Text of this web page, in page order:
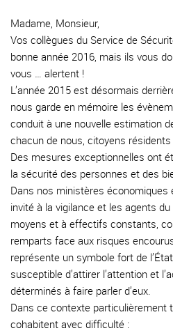
Madame, Monsieur,
Vos collègues du Service de
bonne année 2016, mais ils vous
vous … alertent !
L’année 2015 est désormais
nous garde en mémoire les
conduit à une nouvelle estimation
chacun de nous, citoyens
Des mesures exceptionnelles ont
la sécurité des personnes et des
Dans nos ministères
invité à la vigilance et les agents
moyens et à effectifs constants,
remparts face aux risques
représente un symbole fort de
susceptible d’attirer l’attention et
déterminés à faire parler d’eux.
Dans ce contexte particulièrement
cohabitent avec difficulté :